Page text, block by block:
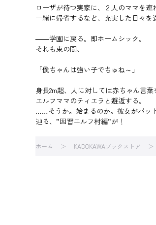
ローザが待つ実家に、２人のママを連
一緒に帰省するなど、充実した日々を
――学園に戻る。即ホームシック。
それも束の間、
「僕ちゃんは強い子でちゅね～」
身長2m超、人に対しては赤ちゃん言葉
エルフママのティエラと邂逅する。
……そうか。始まるのか。彼女がバッ
辿る、”因習エルフ村編”が！
ホーム KADOKAWAブックストア